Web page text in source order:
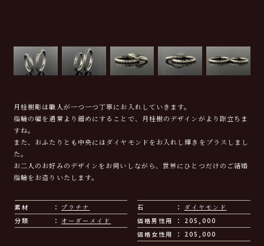
月桂樹彫は職人が一つ一つ丁寧にお入れしていきます。
指輪の幅を通常より細めにすることで、月桂樹のデザインがより際立ちま
すね。
また、おふたりとも中央にはダイヤモンドをお入れし輝きをプラスしまし
た。
お二人のお好みのデザインをお伺いしながら、世界にひとつだけのご結婚
指輪をお造りいたします。
素材 プラチナ 石
ダイヤモンド
分類
オーダーメイド 価格男性用
205,000
価格女性用
205,000